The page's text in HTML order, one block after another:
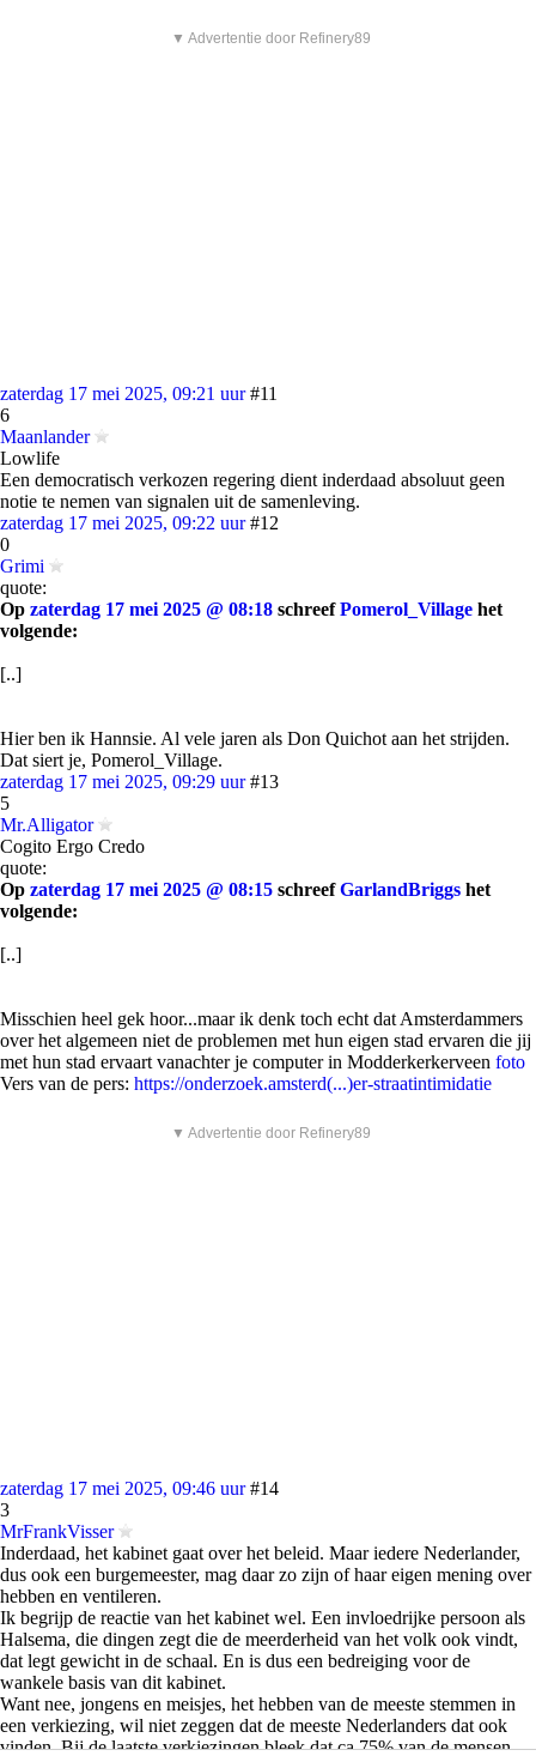
▼ Advertentie door Refinery89
zaterdag 17 mei 2025, 09:21 uur #11
6
Maanlander
Lowlife
Een democratisch verkozen regering dient inderdaad absoluut geen
notie te nemen van signalen uit de samenleving.
zaterdag 17 mei 2025, 09:22 uur #12
0
Grimi
quote:
Op zaterdag 17 mei 2025 @ 08:18 schreefPomerol_Village het
volgende:
[..]
Hier ben ik Hannsie. Al vele jaren als Don Quichot aan het strijden.
Dat siert je, Pomerol_Village.
zaterdag 17 mei 2025, 09:29 uur #13
5
Mr.Alligator
Cogito Ergo Credo
quote:
Op zaterdag 17 mei 2025 @ 08:15 schreefGarlandBriggs het
volgende:
[..]
Misschien heel gek hoor...maar ik denk toch echt dat Amsterdammers
over het algemeen niet de problemen met hun eigen stad ervaren die jij
met hun stad ervaart vanachter je computer in Modderkerkerveen foto
Vers van de pers: https://onderzoek.amsterd(...)er-straatintimidatie
▼ Advertentie door Refinery89
zaterdag 17 mei 2025, 09:46 uur #14
3
MrFrankVisser
Inderdaad, het kabinet gaat over het beleid. Maar iedere Nederlander,
dus ook een burgemeester, mag daar zo zijn of haar eigen mening over
hebben en ventileren.
Ik begrijp de reactie van het kabinet wel. Een invloedrijke persoon als
Halsema, die dingen zegt die de meerderheid van het volk ook vindt,
dat legt gewicht in de schaal. En is dus een bedreiging voor de
wankele basis van dit kabinet.
Want nee, jongens en meisjes, het hebben van de meeste stemmen in
een verkiezing, wil niet zeggen dat de meeste Nederlanders dat ook
vinden. Bij de laatste verkiezingen bleek dat ca 75% van de mensen